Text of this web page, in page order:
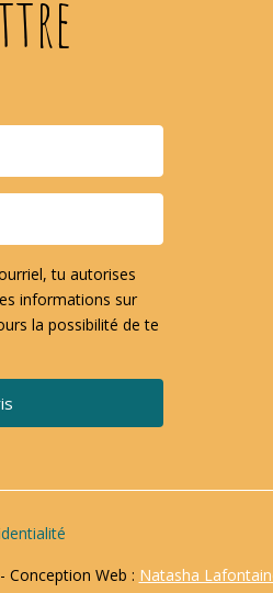
tu autorises
informations sur
la possibilité de te
Conception Web : Natasha